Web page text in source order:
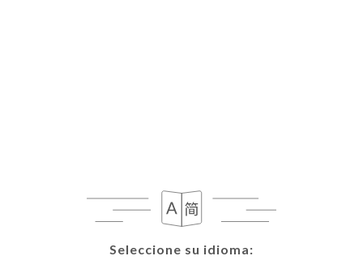
Seleccione su idioma:
Seleccione su idioma: